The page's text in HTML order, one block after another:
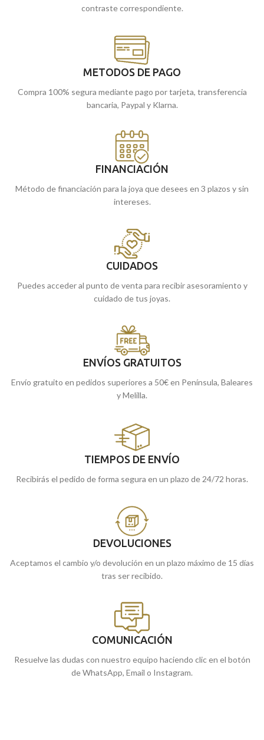
contraste correspondiente.
METODOS DE PAGO
Compra 100% segura mediante pago por tarjeta, transferencia
bancaria, Paypal y Klarna.
FINANCIACIÓN
Método de financiación para la joya que desees en 3 plazos y sin
intereses.
CUIDADOS
Puedes acceder al punto de venta para recibir asesoramiento y
cuidado de tus joyas.
ENVÍOS GRATUITOS
Envío gratuito en pedidos superiores a 50€ en Península, Baleares
y Melilla.
TIEMPOS DE ENVÍO
Recibirás el pedido de forma segura en un plazo de 24/72 horas.
DEVOLUCIONES
Aceptamos el cambio y/o devolución en un plazo máximo de 15 días
tras ser recibido.
COMUNICACIÓN
Resuelve las dudas con nuestro equipo haciendo clic en el botón
de WhatsApp, Email o Instagram.